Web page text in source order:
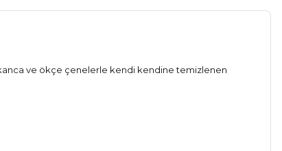
ve ökçe çenelerle kendi kendine temizlenen